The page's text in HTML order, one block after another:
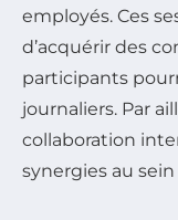
employés. Ces
d’acquérir des
participants
journaliers. Par
collaboration
synergies au